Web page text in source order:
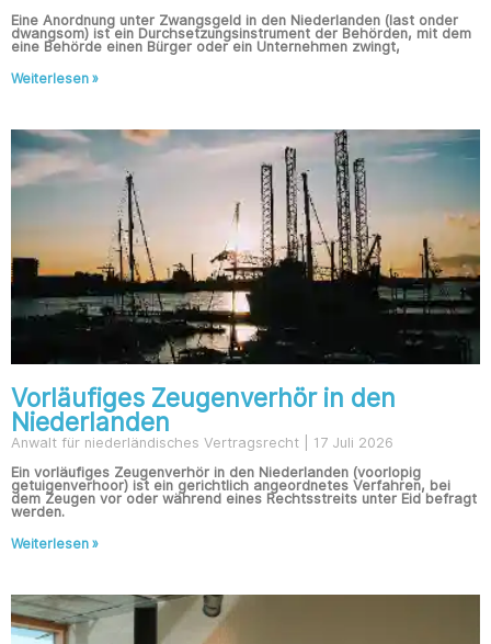
Eine Anordnung unter Zwangsgeld in den Niederlanden (last onder
dwangsom) ist ein Durchsetzungsinstrument der Behörden, mit dem
eine Behörde einen Bürger oder ein Unternehmen zwingt,
Weiterlesen »
Vorläufiges Zeugenverhör in den
Niederlanden
Anwalt für niederländisches Vertragsrecht
17 Juli 2026
Ein vorläufiges Zeugenverhör in den Niederlanden (voorlopig
getuigenverhoor) ist ein gerichtlich angeordnetes Verfahren, bei
dem Zeugen vor oder während eines Rechtsstreits unter Eid befragt
werden.
Weiterlesen »